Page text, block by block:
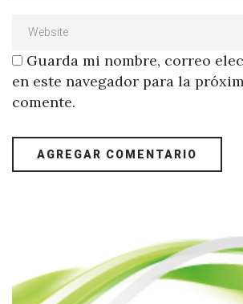
Guarda mi nombre, correo
en este navegador para la
comente.